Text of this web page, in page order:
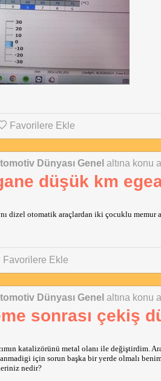
Favorilere Ekle
Dünyası Genel altına konu
düşük km
dizel otomatik araçlardan iki çocuklu
Favorilere Ekle
Dünyası Genel altına konu
sonrası çekiş
katalizörünü metal olanı ile değiştirdim.
için sorun başka bir yerde olmalı
nedir?